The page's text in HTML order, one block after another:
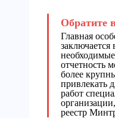
Главная
заключается
отчетность
более
привлекать
работ
реестр